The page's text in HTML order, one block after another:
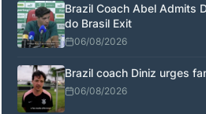
Brazil Coach Abel Admits
do Brasil Exit
06/08/2026
Brazil coach Diniz urges
06/08/2026